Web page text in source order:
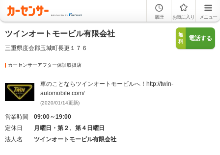
履歴 お気に入り メニュー
ツインオートモービル有限会社
三重県度会郡玉城町長更１７６
無
料
電話する
カーセンサーアフター保証取扱店
車のことならツインオートモービルへ！http://twin-
automobile.com/
(2020/01/14更新)
営業時間
09:00～19:00
定休日
月曜日・第２、第４日曜日
法人名
ツインオートモービル有限会社